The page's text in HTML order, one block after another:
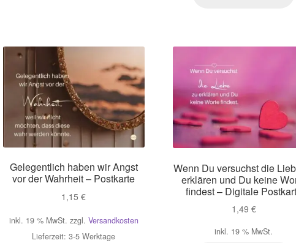
Gelegentlich haben wir Angst
vor der Wahrheit – Postkarte
1,15€
inkl. 19 % MwSt. zzgl. Versandkosten
Lieferzeit:3-5 Werktage
Wenn Du versuchst die
erklären und Du keine
findest – Digitale
1,49 €
inkl. 19 % MwSt.